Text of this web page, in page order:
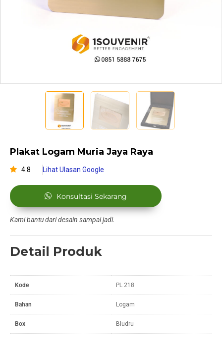
Plakat Logam Muria Jaya Raya
4.8 Lihat Ulasan Google
Konsultasi Sekarang
Kami bantu dari desain sampai jadi.
Detail Produk
Kode PL 218
Bahan Logam
Box Bludru